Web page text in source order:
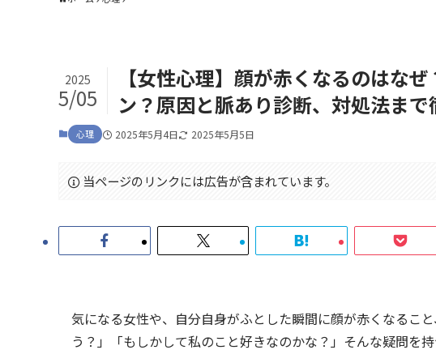
【女性心理】顔が赤くなるのはな
ン？原因と脈あり診断、対処法まで
2025
5/05
心理 2025年5月4日 2025年5月5日
当ページのリンクには広告が含まれています。
気になる女性や、自分自身がふとした瞬間に顔が赤くなるこ
う？」「もしかして私のこと好きなのかな？」そんな疑問を